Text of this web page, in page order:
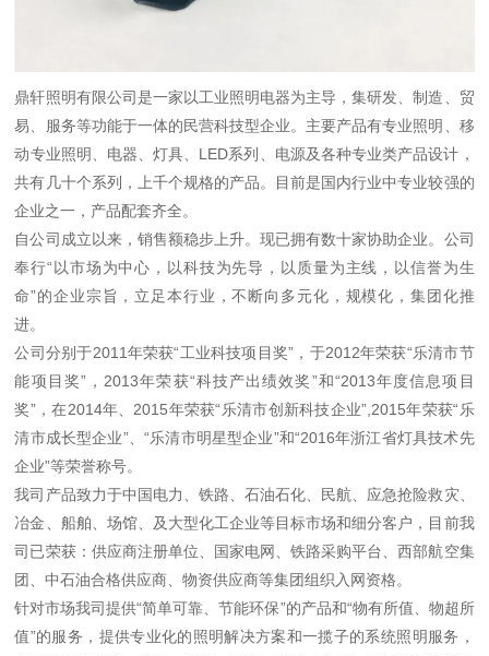
鼎轩照明有限公司是一家以工业照明电器为主导，集研发、制造、贸
易、服务等功能于一体的民营科技型企业。主要产品有专业照明、移
动专业照明、电器、灯具、LED系列、电源及各种专业类产品设计，
共有几十个系列，上千个规格的产品。目前是国内行业中专业较强的
企业之一，产品配套齐全。
自公司成立以来，销售额稳步上升。现已拥有数十家协助企业。公司
奉行“以市场为中心，以科技为先导，以质量为主线，以信誉为生
命”的企业宗旨，立足本行业，不断向多元化，规模化，集团化推
进。
公司分别于2011年荣获“工业科技项目奖”，于2012年荣获“乐清市节
能项目奖”，2013年荣获“科技产出绩效奖”和“2013年度信息项目
奖”，在2014年、2015年荣获“乐清市创新科技企业”,2015年荣获“乐
清市成长型企业”、“乐清市明星型企业”和“2016年浙江省灯具技术先
企业”等荣誉称号。
我司产品致力于中国电力、铁路、石油石化、民航、应急抢险救灾、
冶金、船舶、场馆、及大型化工企业等目标市场和细分客户，目前我
司已荣获：供应商注册单位、国家电网、铁路采购平台、西部航空集
团、中石油合格供应商、物资供应商等集团组织入网资格。
针对市场我司提供“简单可靠、节能环保”的产品和“物有所值、物超所
值”的服务，提供专业化的照明解决方案和一揽子的系统照明服务，